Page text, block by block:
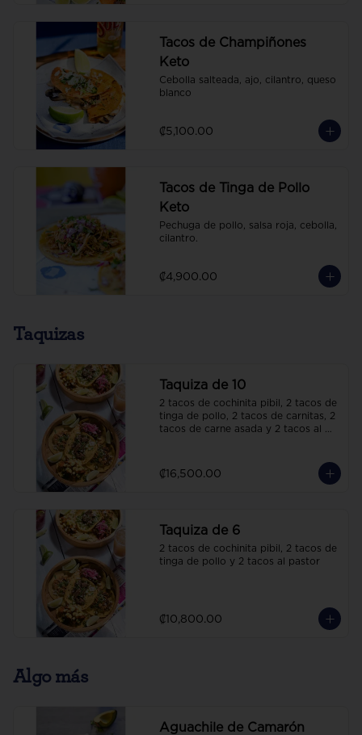
Tacos de Champiñones
Keto
Cebolla salteada, ajo, cilantro, queso
blanco
₡5,100.00
Tacos de Tinga de Pollo
Keto
Pechuga de pollo, salsa roja, cebolla,
cilantro.
₡4,900.00
Taquizas
Taquiza de 10
2 tacos de cochinita pibil, 2 tacos de
tinga de pollo, 2 tacos de carnitas, 2
tacos de carne asada y 2 tacos al
₡16,500.00
Taquiza de 6
2 tacos de cochinita pibil, 2 tacos de
tinga de pollo y 2 tacos al pastor
₡10,800.00
Algo más
Aguachile de Camarón